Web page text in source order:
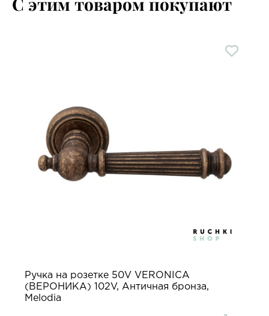
Ручка на розетке 50V VERONICA
(ВЕРОНИКА) 102V, Античная бронза,
Melodia